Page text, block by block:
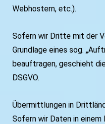
Webhostern, etc.).
Sofern wir Dritte mit der
Grundlage eines sog.
beauftragen, geschieht
DSGVO.
Übermittlungen in
Sofern wir Daten in einem